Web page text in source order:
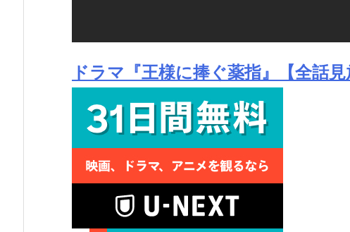
ドラマ『王様に捧ぐ薬指』【全話見